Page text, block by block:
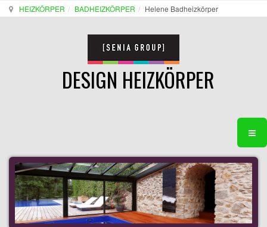
HEIZKÖRPER BADHEIZKÖRPER Helene Badheizkörper
DESIGN HEIZKÖRPER